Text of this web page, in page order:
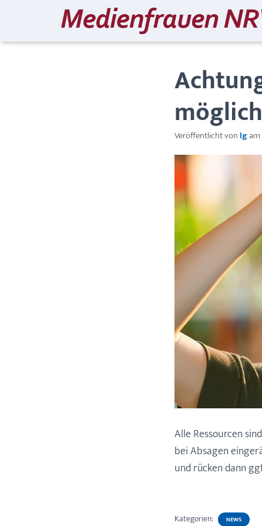
Veröffentlicht von lgam
Alle Ressourcen
bei Absagen
und rücken dann
Kategorien: NEWS